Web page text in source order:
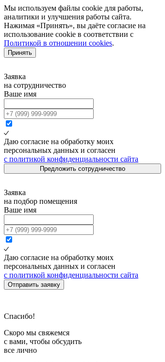
Мы используем файлы cookie для работы,
аналитики и улучшения работы сайта.
Нажимая «Принять», вы даёте согласие на
использование cookie в соответствии с
Политикой в отношении cookies.
Принять
Заявка
на сотрудничество
Ваше имя
Даю согласие на обработку моих
персональных данных и согласен
с политикой конфиденциальности сайта
Предложить сотрудничество
Заявка
на подбор помещения
Ваше имя
Даю согласие на обработку моих
персональных данных и согласен
с политикой конфиденциальности сайта
Отправить заявку
Спасибо!
Скоро мы свяжемся
с вами, чтобы обсудить
все лично